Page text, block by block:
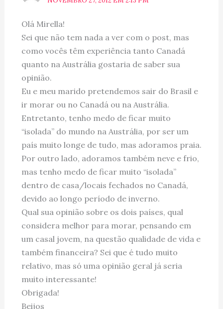
Olá Mirella!
Sei que não tem nada a ver com o post, mas
como vocês têm experiência tanto Canadá
quanto na Austrália gostaria de saber sua
opinião.
Eu e meu marido pretendemos sair do Brasil e
ir morar ou no Canadá ou na Austrália.
Entretanto, tenho medo de ficar muito
“isolada” do mundo na Austrália, por ser um
país muito longe de tudo, mas adoramos praia.
Por outro lado, adoramos também neve e frio,
mas tenho medo de ficar muito “isolada”
dentro de casa/locais fechados no Canadá,
devido ao longo período de inverno.
Qual sua opinião sobre os dois países, qual
considera melhor para morar, pensando em
um casal jovem, na questão qualidade de vida e
também financeira? Sei que é tudo muito
relativo, mas só uma opinião geral já seria
muito interessante!
Obrigada!
Beijos